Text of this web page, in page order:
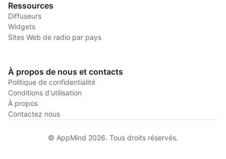
Ressources
Diffuseurs
Widgets
Sites Web de radio par pays
À propos de nous et contacts
Politique de confidentialité
Conditions d'utilisation
À propos
Contactez nous
© AppMind 2026. Tous droits réservés.